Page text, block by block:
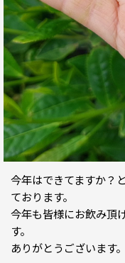
今年はできてますか？
ております。
今年も皆様にお飲み頂
す。
ありがとうございます。